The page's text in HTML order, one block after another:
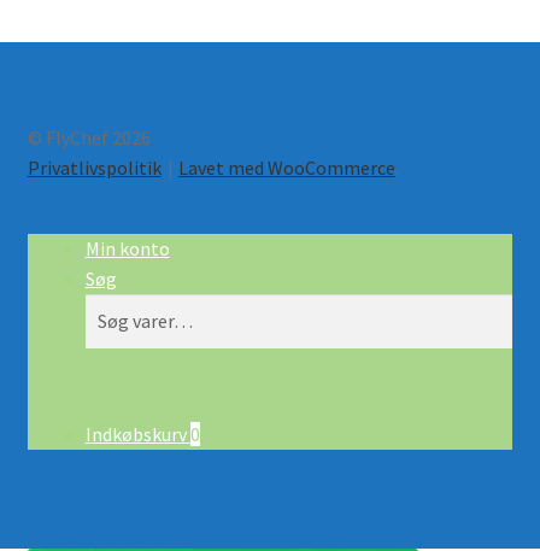
© FlyChef 2026
Privatlivspolitik
Lavet med WooCommerce.
Min konto
Søg
efter:
Indkøbskurv0